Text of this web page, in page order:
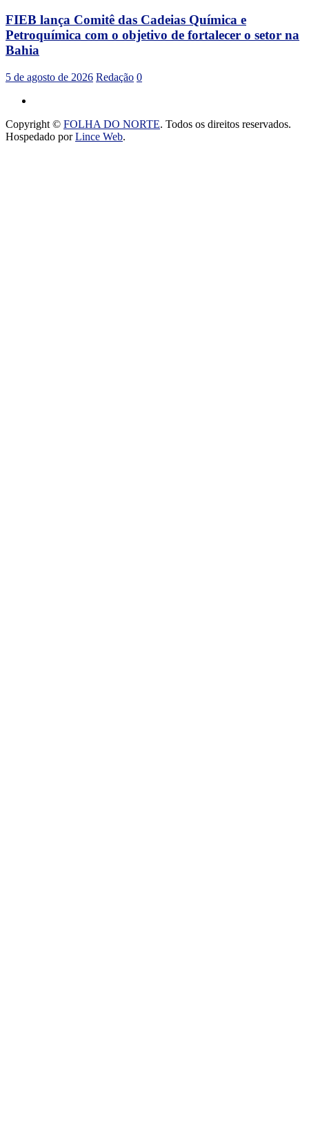
FIEB lança Comitê das Cadeias Química e
Petroquímica com o objetivo de fortalecer o setor na
Bahia
5 de agosto de 2026 Redação 0
Copyright © FOLHA DO NORTE. Todos os direitos reservados.
Hospedado porLince Web.